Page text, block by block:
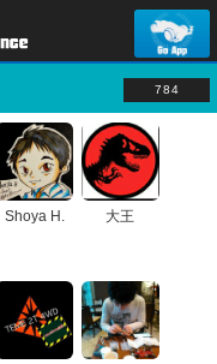
784
Shoya H. 大王